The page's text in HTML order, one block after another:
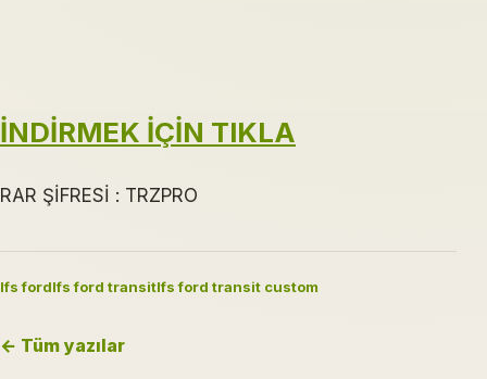
İNDİRMEK İÇİN TIKLA
RAR ŞİFRESİ : TRZPRO
lfs fordlfs ford transitlfs ford transit custom
← Tüm yazılar